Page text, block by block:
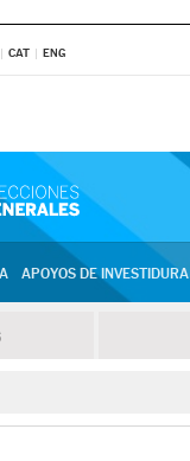
CAT ENG
APOYOS DE INVESTIDURA